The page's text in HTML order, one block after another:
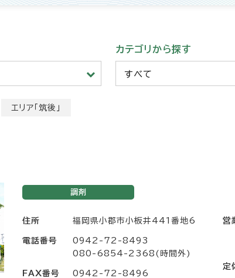
カテゴリから探す
すべて
エリア「筑後」
調剤
住所 福岡県小郡市小板井441番地6
電話番号
0942-72-8493
080-6854-2368(時間外)
FAX番号 0942-72-8496
営
定